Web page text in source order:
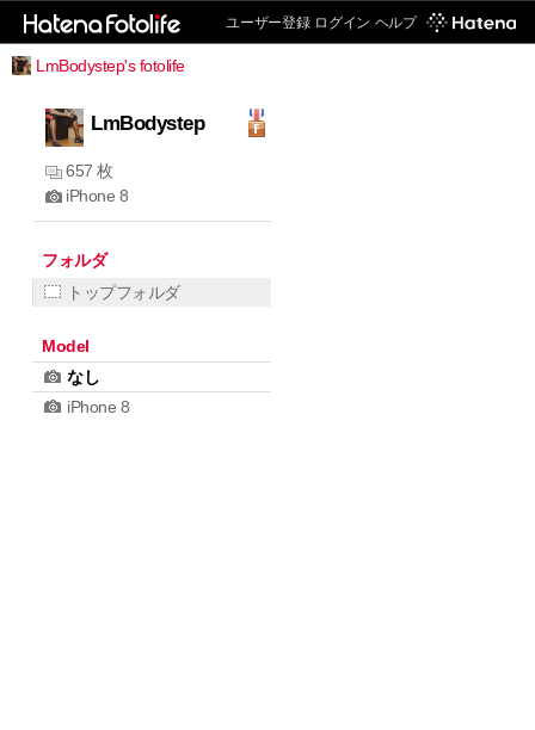
ユーザー登録 ログイン ヘルプ
LmBodystep's fotolife
LmBodystep
657 枚
iPhone 8
フォルダ
トップフォルダ
Model
なし
iPhone 8